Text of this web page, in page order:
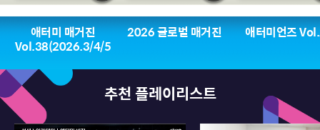
애터미 매거진
Vol.38(2026.3/4/5
2026 글로벌 매거진 애터미언즈
추천 플레이리스트